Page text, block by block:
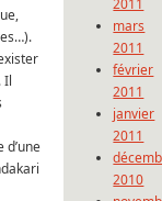
Il
2011
mars
2011
février
2011
janvier
2011
2010